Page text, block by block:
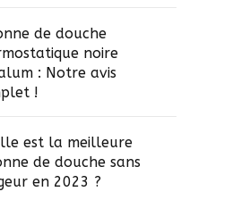
de douche
noire
: Notre avis
!
est la meilleure
de douche sans
en 2023 ?